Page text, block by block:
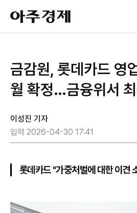
아
주
경
금감원, 롯데카드 영
월 확정…금융위서
이성진 기자
입력 2026-04-30 17:41
롯데카드 "가중처벌에 대한 이견